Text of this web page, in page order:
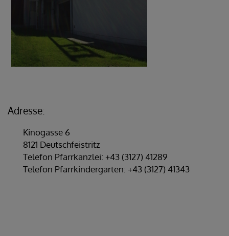
Adresse:
Kinogasse 6
8121 Deutschfeistritz
Telefon Pfarrkanzlei: +43 (3127) 41289
Telefon Pfarrkindergarten: +43 (3127) 41343